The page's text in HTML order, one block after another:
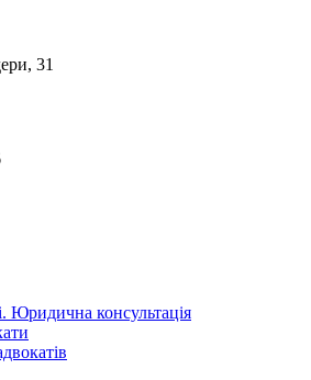
31
Юридична консультація